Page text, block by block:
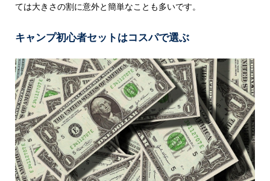
ては大きさの割に意外と簡単なことも多いです。
キャンプ初心者セットはコスパで選ぶ